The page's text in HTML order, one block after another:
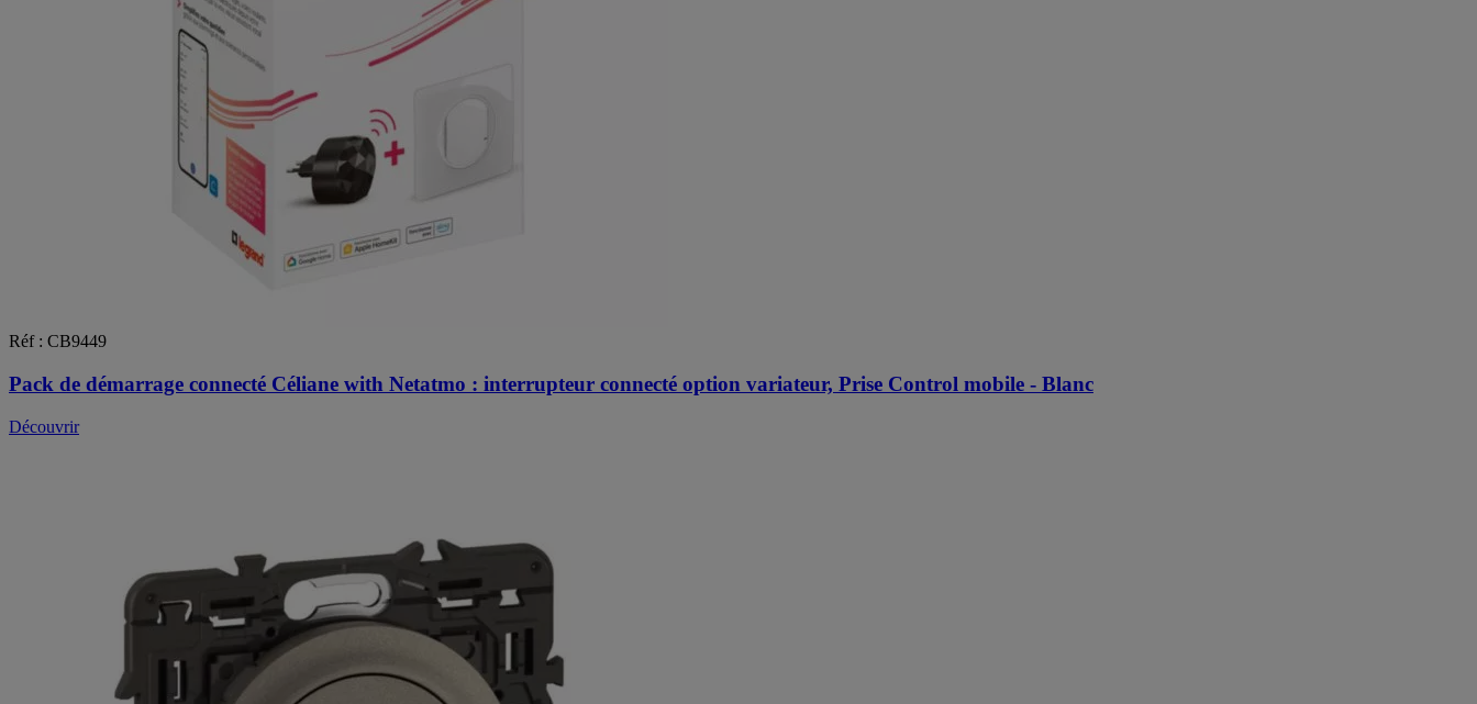
Réf : CB9449
Pack de démarrage connecté Céliane with Netatmo : interrupteur connecté option variateur, Prise Control mobile - Blanc
Découvrir